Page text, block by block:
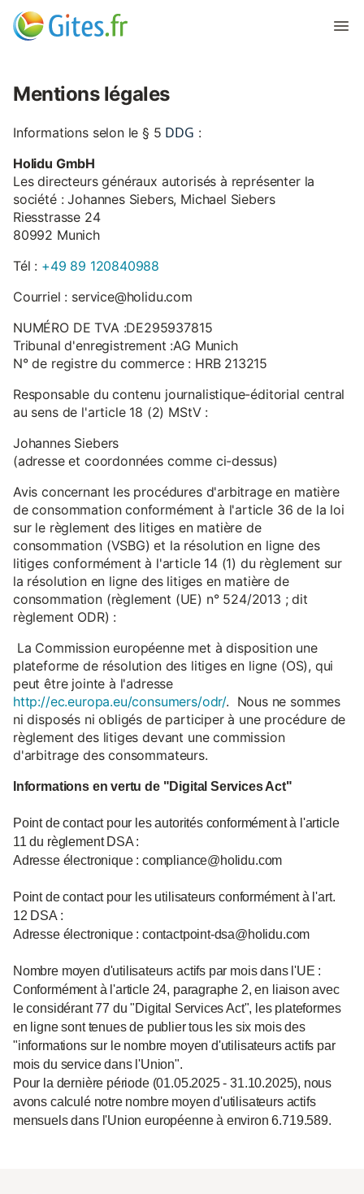
Mentions légales
Informations selon le § 5 DDG :
Holidu GmbH
Les directeurs généraux autorisés à représenter la
société : Johannes Siebers, Michael Siebers
Riesstrasse 24
80992 Munich
Tél : +49 89 120840988
Courriel : service@holidu.com
NUMÉRO DE TVA :DE295937815
Tribunal d'enregistrement :AG Munich
N° de registre du commerce : HRB 213215
Responsable du contenu journalistique-éditorial central
au sens de l'article 18 (2) MStV :
Johannes Siebers
(adresse et coordonnées comme ci-dessus)
Avis concernant les procédures d'arbitrage en matière
de consommation conformément à l'article 36 de la loi
sur le règlement des litiges en matière de
consommation (VSBG) et la résolution en ligne des
litiges conformément à l'article 14 (1) du règlement sur
la résolution en ligne des litiges en matière de
consommation (règlement (UE) n° 524/2013 ; dit
règlement ODR) :
La Commission européenne met à disposition une
plateforme de résolution des litiges en ligne (OS), qui
peut être jointe à l'adresse
http://ec.europa.eu/consumers/odr/. Nous ne sommes
ni disposés ni obligés de participer à une procédure de
règlement des litiges devant une commission
d'arbitrage des consommateurs.
Informations en vertu de "Digital Services Act"
Point de contact pour les autorités conformément à l'article
11 du règlement DSA :
Adresse électronique : compliance@holidu.com
Point de contact pour les utilisateurs conformément à l'art.
12 DSA :
Adresse électronique : contactpoint-dsa@holidu.com
Nombre moyen d'utilisateurs actifs par mois dans l'UE :
Conformément à l'article 24, paragraphe 2, en liaison avec
le considérant 77 du "Digital Services Act", les plateformes
en ligne sont tenues de publier tous les six mois des
"informations sur le nombre moyen d'utilisateurs actifs par
mois du service dans l'Union".
Pour la dernière période (01.05.2025 - 31.10.2025), nous
avons calculé notre nombre moyen d'utilisateurs actifs
mensuels dans l'Union européenne à environ 6.719.589.